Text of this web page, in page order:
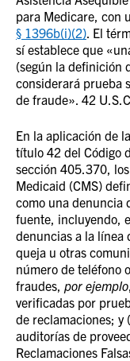
para Medicare, con
§ 1396b(i)(2). El
sí establece que
(según la definición
considerará prueba
de fraude». 42
En la aplicación de
título 42 del Código
sección 405.370,
Medicaid (CMS)
como una denuncia
fuente, incluyendo,
denuncias a la línea
queja u otras
número de teléfono
fraudes, por ejemplo
verificadas por
de reclamaciones; y
auditorías de
Reclamaciones